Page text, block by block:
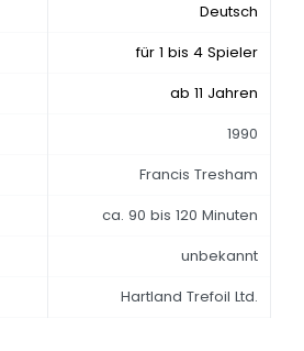
Deutsch
für 1 bis 4 Spieler
ab 11 Jahren
1990
Francis Tresham
ca. 90 bis 120 Minuten
unbekannt
Hartland Trefoil Ltd.